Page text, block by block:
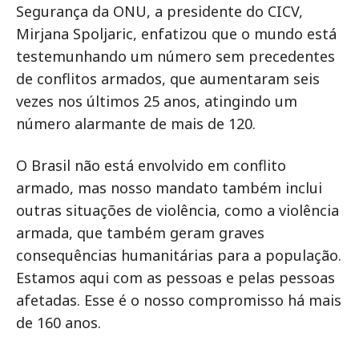
Segurança da ONU, a presidente do CICV,
Mirjana Spoljaric, enfatizou que o mundo está
testemunhando um número sem precedentes
de conflitos armados, que aumentaram seis
vezes nos últimos 25 anos, atingindo um
número alarmante de mais de 120.
O Brasil não está envolvido em conflito
armado, mas nosso mandato também inclui
outras situações de violência, como a violência
armada, que também geram graves
consequências humanitárias para a população.
Estamos aqui com as pessoas e pelas pessoas
afetadas. Esse é o nosso compromisso há mais
de 160 anos.